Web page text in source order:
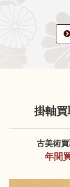
掛軸
古美術
年間